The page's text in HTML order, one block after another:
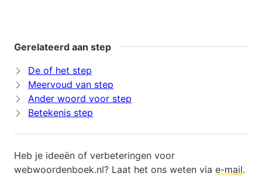
Gerelateerd aan step
De of het step
Meervoud van step
Ander woord voor step
Betekenis step
Heb je ideeën of verbeteringen voor
webwoordenboek.nl? Laat het ons weten via e-mail.